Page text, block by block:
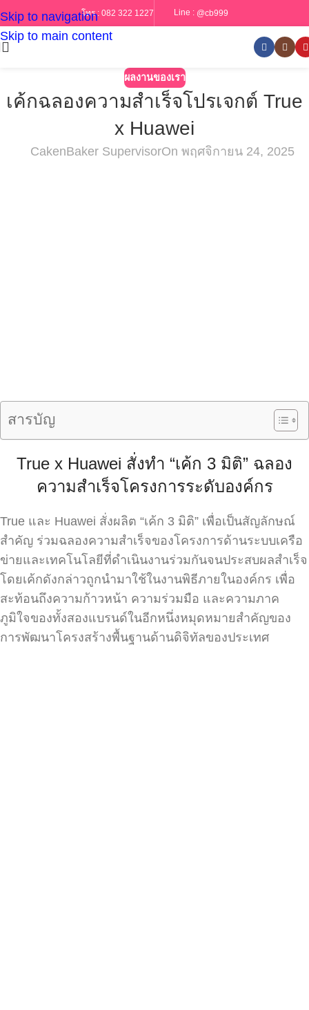
Skip to navigation
Skip to main content
โทร : 082 322 1227 Line : @cb999
ผลงานของเรา
เค้กฉลองความสำเร็จโปรเจกต์ True
x Huawei
CakenBaker SupervisorOn พฤศจิกายน 24, 2025
สารบัญ
True x Huawei สั่งทำ “เค้ก 3 มิติ” ฉลอง
ความสำเร็จโครงการระดับองค์กร
True และ Huawei สั่งผลิต “เค้ก 3 มิติ” เพื่อเป็นสัญลักษณ์
สำคัญ ร่วมฉลองความสำเร็จของโครงการด้านระบบเครือ
ข่ายและเทคโนโลยีที่ดำเนินงานร่วมกันจนประสบผลสำเร็จ
โดยเค้กดังกล่าวถูกนำมาใช้ในงานพิธีภายในองค์กร เพื่อ
สะท้อนถึงความก้าวหน้า ความร่วมมือ และความภาค
ภูมิใจของทั้งสองแบรนด์ในอีกหนึ่งหมุดหมายสำคัญของ
การพัฒนาโครงสร้างพื้นฐานด้านดิจิทัลของประเทศ